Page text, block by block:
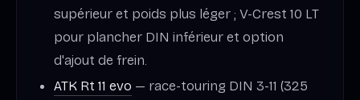
supérieur et poids plus léger ; V-Crest 10 LT
pour plancher DIN inférieur et option
d'ajout de frein.
ATK Rt 11 evo — race-touring DIN 3-11 (325